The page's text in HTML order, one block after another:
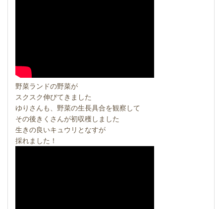
野菜ランドの野菜が
スクスク伸びてきました
ゆりさんも、野菜の生長具合を観察して
その後きくさんが初収穫しました
生きの良いキュウリとなすが
採れました！